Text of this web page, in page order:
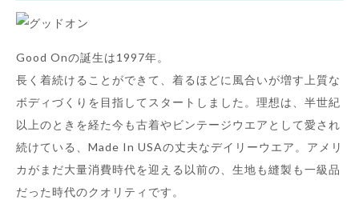
Good Onの誕生は1997年。
長く着続けることができて、着るほどに風合いが増す上質な
ボディづくりを目指してスタートしました。理想は、半世紀
以上のときを経た今も古着やビンテージウエアとして愛され
続けている、Made In USAの丈夫なデイリーウエア。アメリ
カがまだ大量消費時代を迎える以前の、生地も縫製も一級品
だった時代のクオリティです。